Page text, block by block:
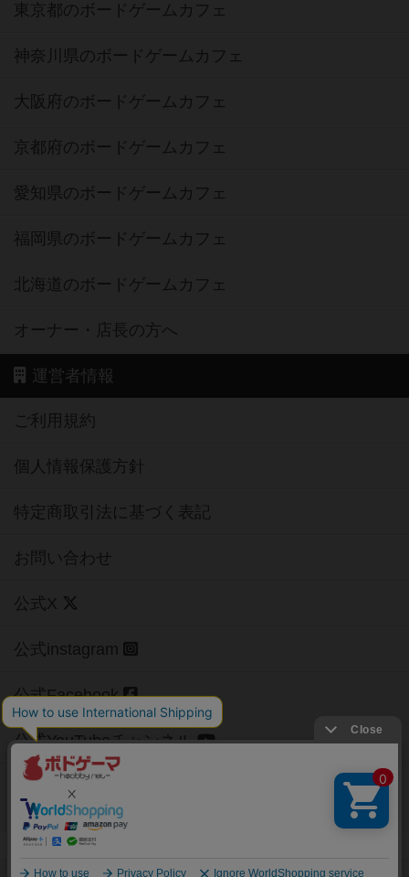
東京都のボードゲームカフェ
神奈川県のボードゲームカフェ
大阪府のボードゲームカフェ
京都府のボードゲームカフェ
愛知県のボードゲームカフェ
福岡県のボードゲームカフェ
北海道のボードゲームカフェ
オーナー・店長の方へ
運営者情報
ご利用規約
個人情報保護方針
特定商取引法に基づく表記
お問い合わせ
公式X
公式instagram
公式Facebook
公式YouTubeチャンネル